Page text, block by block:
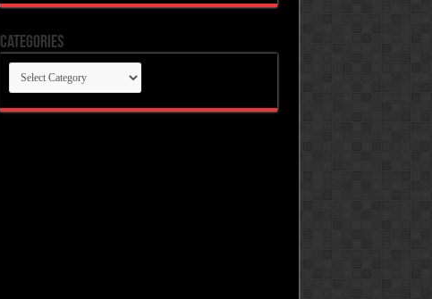
Categories
Categories